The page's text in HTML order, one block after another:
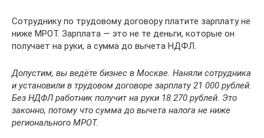
Сотруднику по трудовому договору платите зарплату не
ниже МРОТ. Зарплата — это не те деньги, которые он
получает на руки, а сумма до вычета НДФЛ.
Допустим, вы ведёте бизнес в Москве. Наняли сотрудника
и установили в трудовом договоре зарплату 21 000 рублей.
Без НДФЛ работник получит на руки 18 270 рублей. Это
законно, потому что сумма до вычета налога не ниже
регионального МРОТ.